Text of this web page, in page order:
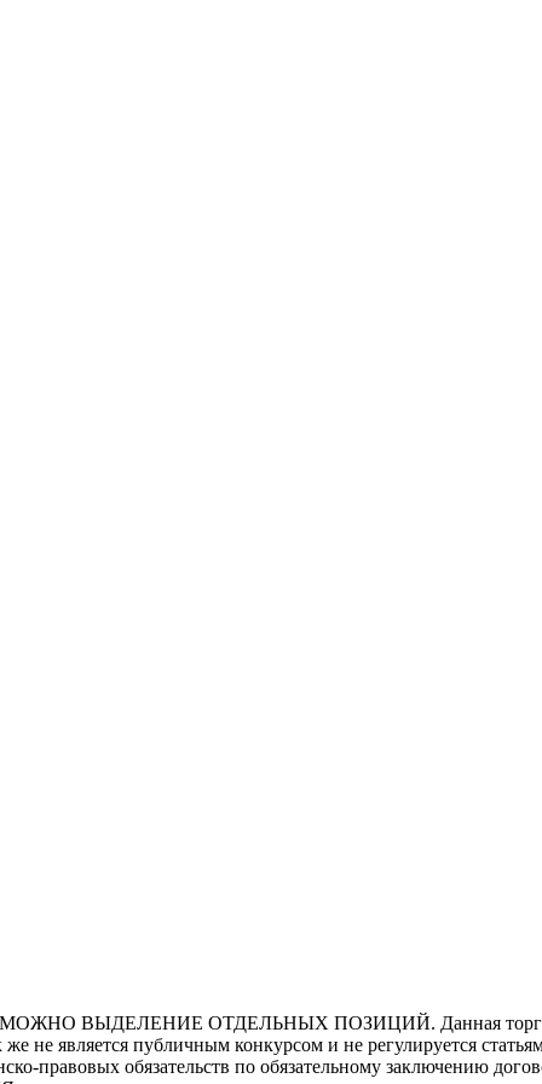
ВЫДЕЛЕНИЕ ОТДЕЛЬНЫХ ПОЗИЦИЙ. Данная торговая
не является публичным конкурсом и не регулируется
обязательств по обязательному заключению